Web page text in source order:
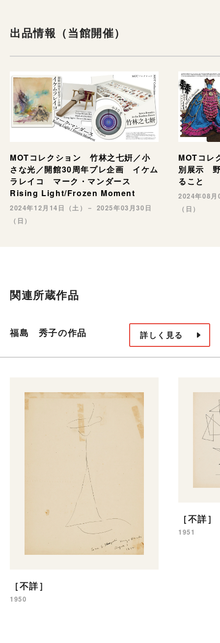
出品情報（当館開催）
MOTコレクション 竹林之七姸／小
さな光／開館30周年プレ企画 イケム
ラレイコ マーク・マンダース
Rising Light/Frozen Moment
2024年12月14日（土）－ 2025年03月30日
（日）
MOTコレ
別展示
ること
2024年08
（日）
関連所蔵作品
福島 秀子の作品 詳しく見る
［不詳］
1950
［不詳］
1951